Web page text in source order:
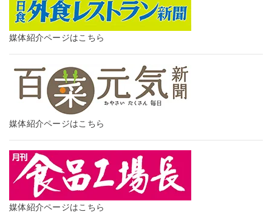
媒体紹介ページはこちら
媒体紹介ページはこちら
媒体紹介ページはこちら